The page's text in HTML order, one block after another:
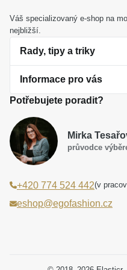
budoucnosti. Stane se
vyjádřením vaší lásky,
jas.
Váš specializovaný e-shop na
nejbližší.
Rady, tipy a triky
O perlách
Jak vybrat perlový šperk
Dárková inspirace
Smaltované a korálkové
Laboratorní diamanty jsou
Jak správně pečovat o šperky
Informace pro vás
Obchodní podmínky
Reklamační řád
Poučení o právu na
Podmínky slev a akčních
Potřebujete poradit?
Mirka
průvodce
+420 774 524 442(v
eshop@egofashion.cz